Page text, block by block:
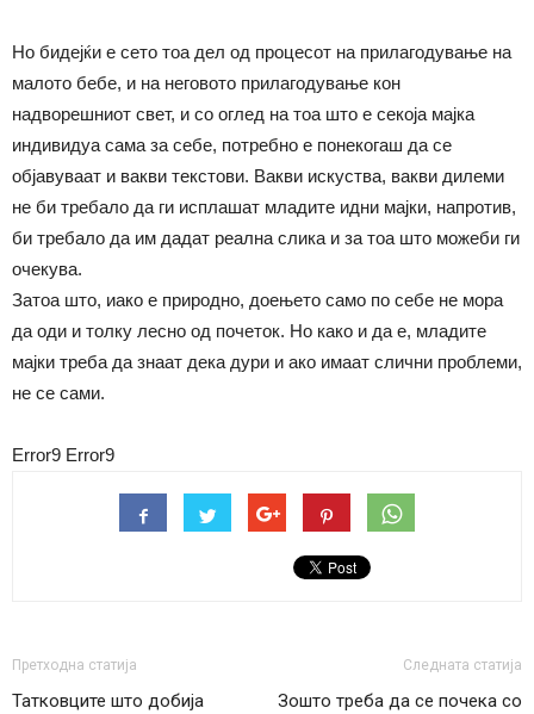
Но бидејќи е сето тоа дел од процесот на прилагодување на
малото бебе, и на неговото прилагодување кон
надворешниот свет, и со оглед на тоа што е секоја мајка
индивидуа сама за себе, потребно е понекогаш да се
објавуваат и вакви текстови. Вакви искуства, вакви дилеми
не би требало да ги исплашат младите идни мајки, напротив,
би требало да им дадат реална слика и за тоа што можеби ги
очекува.
Затоа што, иако е природно, доењето само по себе не мора
да оди и толку лесно од почеток. Но како и да е, младите
мајки треба да знаат дека дури и ако имаат слични проблеми,
не се сами.
Error9 Error9
Претходна статија
Татковците што добија
Следната статија
Зошто треба да се почека со